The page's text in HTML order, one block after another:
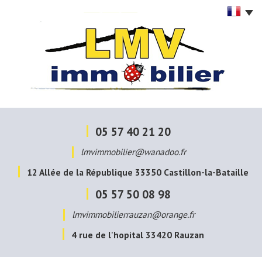
05 57 40 21 20
lmvimmobilier@wanadoo.fr
12 Allée de la République 33350 Castillon-la-Bataille
05 57 50 08 98
lmvimmobilierrauzan@orange.fr
4 rue de l'hopital 33420 Rauzan